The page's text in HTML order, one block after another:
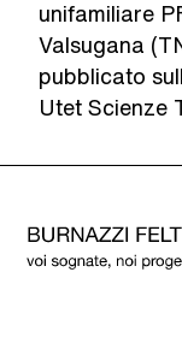
unifamiliare
Valsugana
pubblicato
Utet Scienze